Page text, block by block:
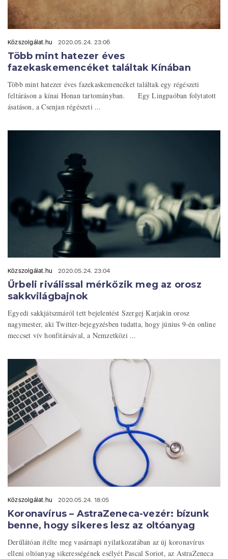
Közszolgálat.hu 2020.05.24. 23:06
Több mint hatezer éves
fazekaskemencéket találtak Kínában
Több mint hatezer éves fazekaskemencéket találtak egy régészeti
feltáráson a kínai Honan tartományban. Egy Lingpaóban folytatott
ásatáson, a Csenjan régészeti ...
Közszolgálat.hu 2020.05.24. 23:04
Űrbeli riválissal mérkőzik meg az orosz
sakkvilágbajnok
Egyedi sakkjátszmáról tett bejelentést Szergej Karjakin orosz
nagymester, aki Twitter-bejegyzésben tudatta, hogy június 9-én online
meccset vív honfitársával, a Nemzetközi ...
Közszolgálat.hu 2020.05.24. 18:05
Koronavírus – AstraZeneca-vezér: bízunk
benne, hogy sikeres lesz az oltóanyag
Derűlátóan ítélte meg vasárnapi nyilatkozatában az új koronavírus
elleni oltóanyag sikerességének esélyét Pascal Soriot, az AstraZeneca